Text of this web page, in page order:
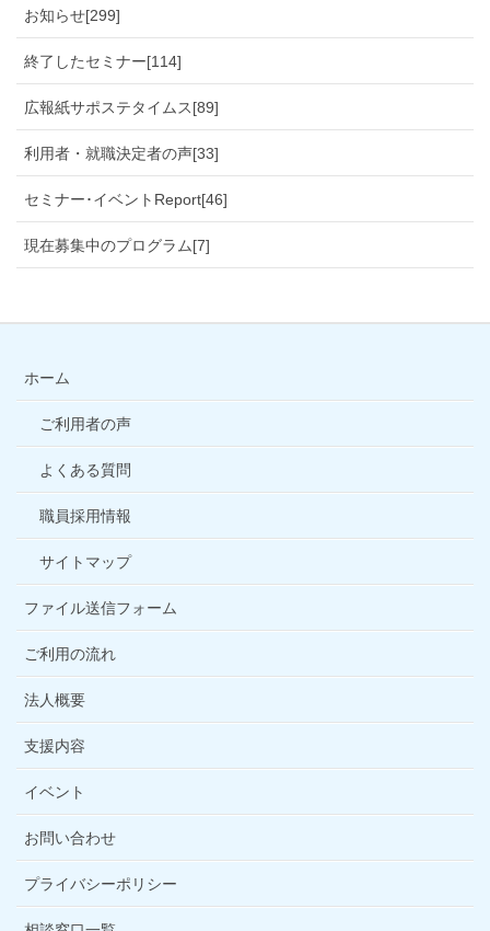
お知らせ[299]
終了したセミナー[114]
広報紙サポステタイムス[89]
利用者・就職決定者の声[33]
セミナー･イベントReport[46]
現在募集中のプログラム[7]
ホーム
ご利用者の声
よくある質問
職員採用情報
サイトマップ
ファイル送信フォーム
ご利用の流れ
法人概要
支援内容
イベント
お問い合わせ
プライバシーポリシー